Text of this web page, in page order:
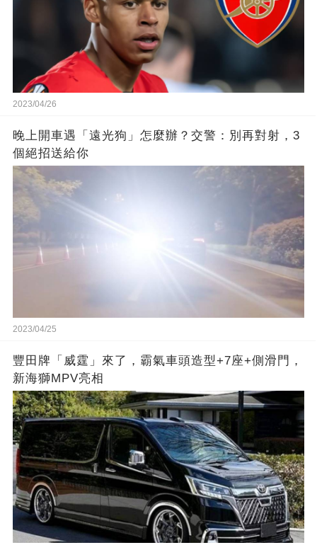
2023/04/26
晚上開車遇「遠光狗」怎麼辦？交警：別再對射，3
個絕招送給你
2023/04/25
豐田牌「威霆」來了，霸氣車頭造型+7座+側滑門，
新海獅MPV亮相